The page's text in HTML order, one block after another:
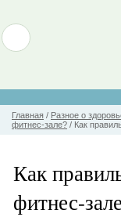
Главная / Разное о
фитнес-зале? / Как
Как
фитнес-